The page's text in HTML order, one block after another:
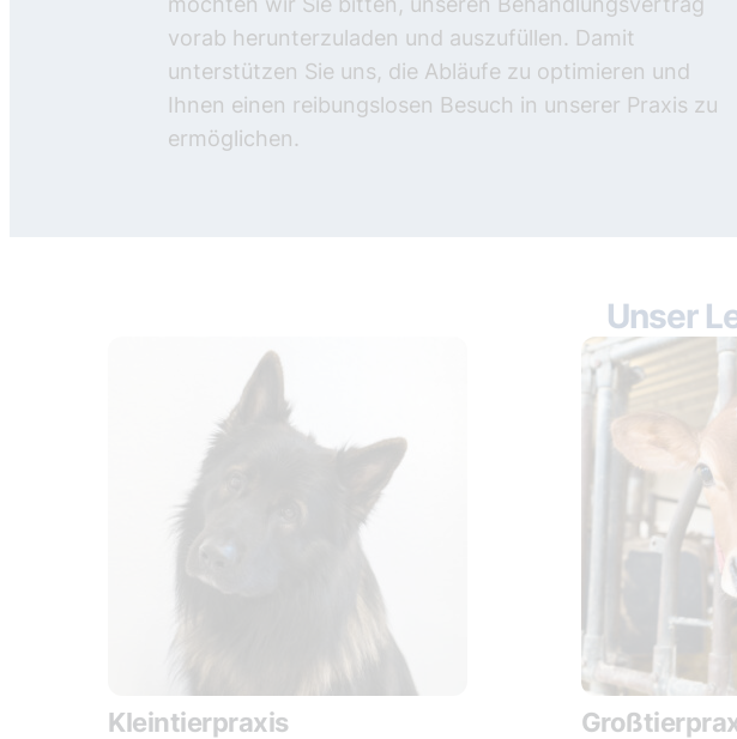
vorab herunterzuladen und auszufüllen. Damit
unterstützen Sie uns, die Abläufe zu optimieren und
Ihnen einen reibungslosen Besuch in unserer Praxis zu
ermöglichen.
Unser
Kleintierpraxis